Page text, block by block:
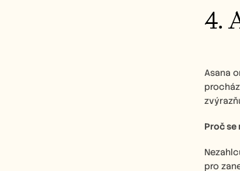
4.
Asana
Proč se
pro